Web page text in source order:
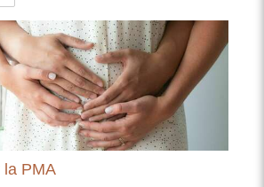
la PMA